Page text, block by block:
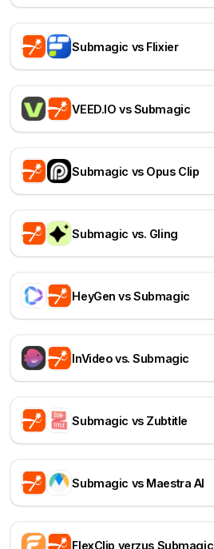
Submagic vs Flixier
VEED.IO vs Submagic
Submagic vs Opus Clip
Submagic vs. Gling
HeyGen vs Submagic
InVideo vs. Submagic
Submagic vs Zubtitle
Submagic vs Maestra AI
FlexClip verzus Submagic